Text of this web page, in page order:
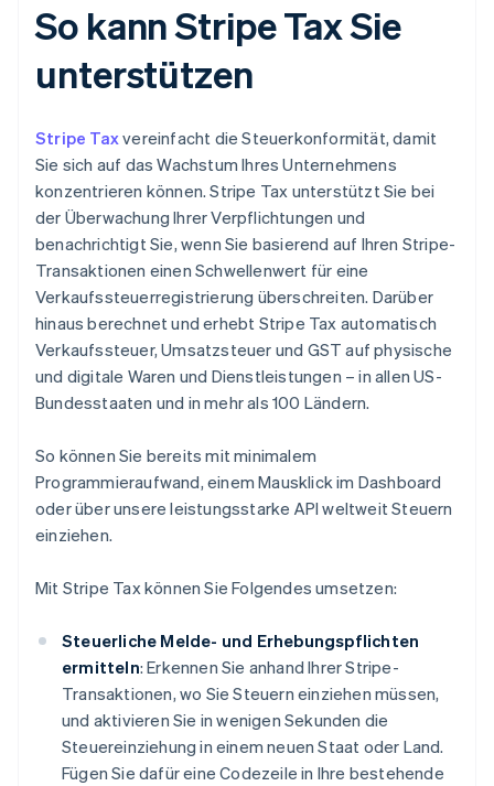
So kann Stripe Tax Sie
unterstützen
Stripe Taxvereinfacht die Steuerkonformität, damit
Sie sich auf das Wachstum Ihres Unternehmens
konzentrieren können. Stripe Tax unterstützt Sie bei
der Überwachung Ihrer Verpflichtungen und
benachrichtigt Sie, wenn Sie basierend auf Ihren Stripe-
Transaktionen einen Schwellenwert für eine
Verkaufssteuerregistrierung überschreiten. Darüber
hinaus berechnet und erhebt Stripe Tax automatisch
Verkaufssteuer, Umsatzsteuer und GST auf physische
und digitale Waren und Dienstleistungen – in allen US-
Bundesstaaten und in mehr als 100 Ländern.
So können Sie bereits mit minimalem
Programmieraufwand, einem Mausklick im Dashboard
oder über unsere leistungsstarke API weltweit Steuern
einziehen.
Mit Stripe Tax können Sie Folgendes umsetzen:
Steuerliche Melde- und Erhebungspflichten
ermitteln: Erkennen Sie anhand Ihrer Stripe-
Transaktionen, wo Sie Steuern einziehen müssen,
und aktivieren Sie in wenigen Sekunden die
Steuereinziehung in einem neuen Staat oder Land.
Fügen Sie dafür eine Codezeile in Ihre bestehende